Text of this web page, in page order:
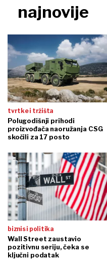
najnovije
tvrtke i tržišta
Polugodišnji prihodi
proizvođača naoružanja CSG
skočili za 17 posto
biznis i politika
Wall Street zaustavio
pozitivnu seriju, čeka se
ključni podatak